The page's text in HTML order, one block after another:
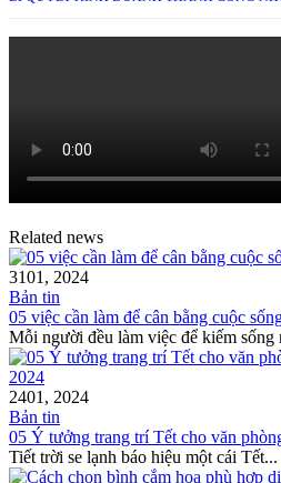
Related news
3101, 2024
Bản tin
05 việc cần làm để cân bằng cuộc
Mỗi người đều làm việc để kiếm sống
2401, 2024
Bản tin
05 Ý tưởng trang trí Tết cho văn
Tiết trời se lạnh báo hiệu một cái Tết...